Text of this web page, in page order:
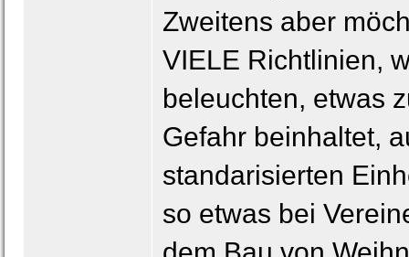
Zweitens aber
VIELE Richtlinien,
beleuchten, etwas
Gefahr beinhaltet,
standarisierten
so etwas bei